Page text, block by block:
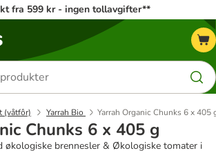
fra 599 kr - ingen tollavgifter**
(våtfôr) Yarrah Bio Yarrah Organic Chunks 6 x 405
Chunks 6 x 405 g
økologiske brennesler & Økologiske tomater i